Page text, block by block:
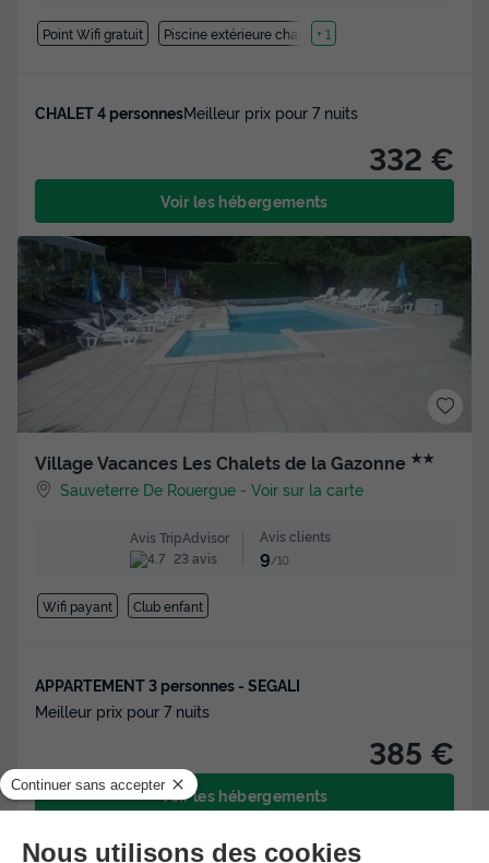
Point Wifi gratuit Piscine extérieure chauffée
+ 1
CHALET 4 personnesMeilleur prix pour 7 nuits
332 €
Voir les hébergements
Village Vacances Les Chalets de la Gazonne ★★
Sauveterre De Rouergue -Voir sur la carte
Avis TripAdvisor
23 avis
Avis clients
9/10
Wifi payant Club enfant
APPARTEMENT 3 personnes - SEGALI
Meilleur prix pour 7 nuits
385 €
Voir les hébergements
Nouveau : Paiement en 4 fois !